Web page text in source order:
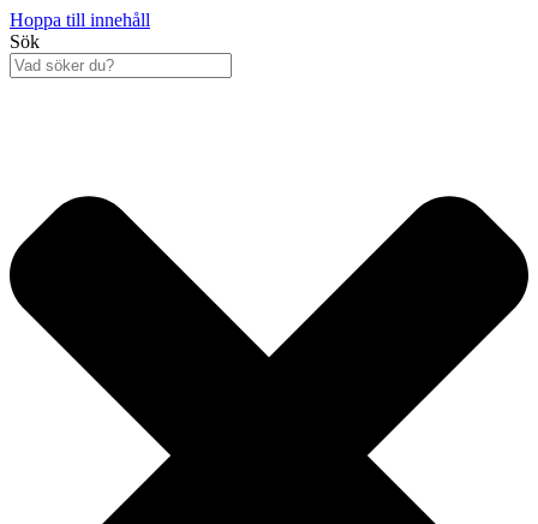
Hoppa till innehåll
Sök